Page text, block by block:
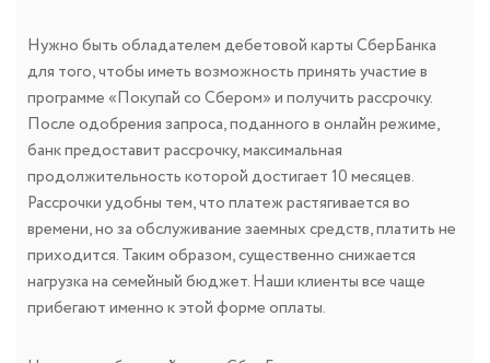
Нужно быть обладателем дебетовой карты СберБанка
для того, чтобы иметь возможность принять участие в
программе «Покупай со Сбером» и получить рассрочку.
После одобрения запроса, поданного в онлайн режиме,
банк предоставит рассрочку, максимальная
продолжительность которой достигает 10 месяцев.
Рассрочки удобны тем, что платеж растягивается во
времени, но за обслуживание заемных средств, платить не
приходится. Таким образом, существенно снижается
нагрузка на семейный бюджет. Наши клиенты все чаще
прибегают именно к этой форме оплаты.